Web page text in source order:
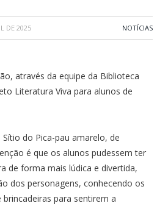
DE 2025 NOTÍCIAS
através da equipe da Biblioteca
Literatura Viva para alunos de
do Pica-pau amarelo, de
é que os alunos pudessem ter
de forma mais lúdica e divertida,
dos personagens, conhecendo os
para sentirem a